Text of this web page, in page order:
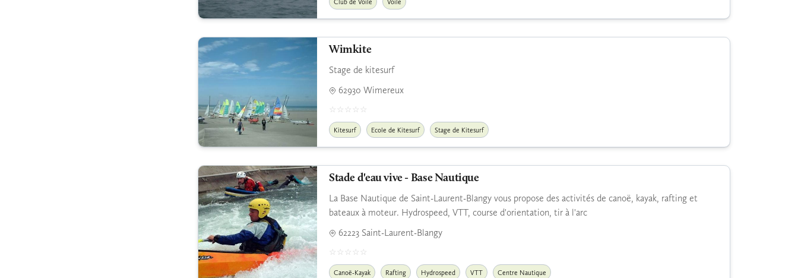
Wimkite
Stage de kitesurf
62930 Wimereux
Kitesurf Ecole de Kitesurf Stage de Kitesurf
Stade d'eau vive - Base Nautique
La Base Nautique de Saint-Laurent-Blangy vous propose des activités de canoë, kayak, rafting et
bateaux à moteur. Hydrospeed, VTT, course d'orientation, tir à l'arc
62223 Saint-Laurent-Blangy
Canoë-Kayak Rafting Hydrospeed VTT Centre Nautique